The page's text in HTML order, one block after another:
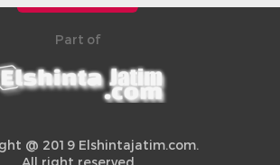
Part of
@ 2019 Elshintajatim.com.